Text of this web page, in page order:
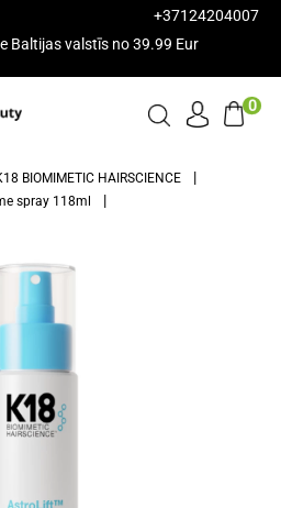
+37124204007
Baltijas valstīs no 39.99 Eur
0
BIOMIMETIC HAIRSCIENCE
spray 118ml